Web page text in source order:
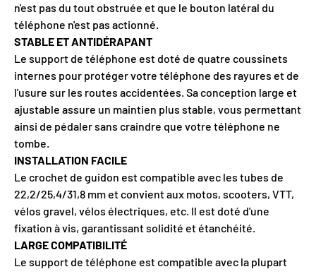
n'est pas du tout obstruée et que le bouton latéral du
téléphone n'est pas actionné.
STABLE ET ANTIDÉRAPANT
Le support de téléphone est doté de quatre coussinets
internes pour protéger votre téléphone des rayures et de
l'usure sur les routes accidentées. Sa conception large et
ajustable assure un maintien plus stable, vous permettant
ainsi de pédaler sans craindre que votre téléphone ne
tombe.
INSTALLATION FACILE
Le crochet de guidon est compatible avec les tubes de
22,2/25,4/31,8 mm et convient aux motos, scooters, VTT,
vélos gravel, vélos électriques, etc. Il est doté d'une
fixation à vis, garantissant solidité et étanchéité.
LARGE COMPATIBILITÉ
Le support de téléphone est compatible avec la plupart